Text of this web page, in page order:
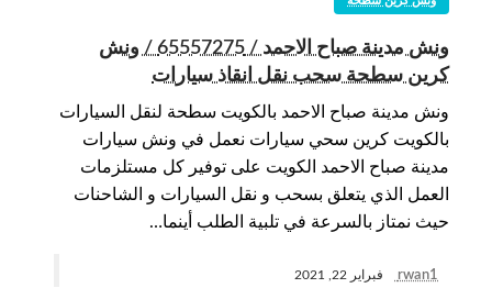
ونش مدينة صباح الاحمد / 65557275 / ونش
كرين سطحة سحب نقل انقاذ سيارات
ونش مدينة صباح الاحمد بالكويت سطحة لنقل السيارات
بالكويت كرين سحي سيارات نعمل في ونش سيارات
مدينة صباح الاحمد الكويت على توفير كل مستلزمات
العمل الذي يتعلق بسحب و نقل السيارات و الشاحنات
حيث نمتاز بالسرعة في تلبية الطلب أينما…
rwan1 فبراير 22, 2021